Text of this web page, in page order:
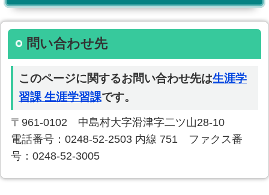
問い合わせ先
このページに関するお問い合わせ先は生涯学
習課 生涯学習課です。
〒961-0102 中島村大字滑津字二ツ山28-10
電話番号：0248-52-2503 内線 751 ファクス番
号：0248-52-3005